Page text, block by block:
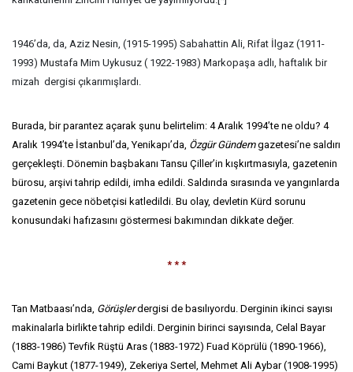
1946’da, da, Aziz Nesin, (1915-1995) Sabahattin Ali, Rifat İlgaz (1911-
1993) Mustafa Mim Uykusuz ( 1922-1983) Markopaşa adlı, haftalık bir
mizah dergisi çıkarımışlardı.
Burada, bir parantez açarak şunu belirtelim: 4 Aralık 1994’te ne oldu? 4
Aralık 1994’te İstanbul’da, Yenikapı’da, Özgür Gündemgazetesi’ne saldırı
gerçekleşti. Dönemin başbakanı Tansu Çiller’in kışkırtmasıyla, gazetenin
bürosu, arşivi tahrip edildi, imha edildi. Saldırıda sırasında ve yangınlarda
gazetenin gece nöbetçisi katledildi. Bu olay, devletin Kürd sorunu
konusundaki hafızasını göstermesi bakımından dikkate değer.
* * *
Tan Matbaası’nda, Görüşlerdergisi de basılıyordu. Derginin ikinci sayısı
makinalarla birlikte tahrip edildi. Derginin birinci sayısında, Celal Bayar
(1883-1986) Tevfik Rüştü Aras (1883-1972) Fuad Köprülü (1890-1966),
Cami Baykut (1877-1949), Zekeriya Sertel, Mehmet Ali Aybar (1908-1995)